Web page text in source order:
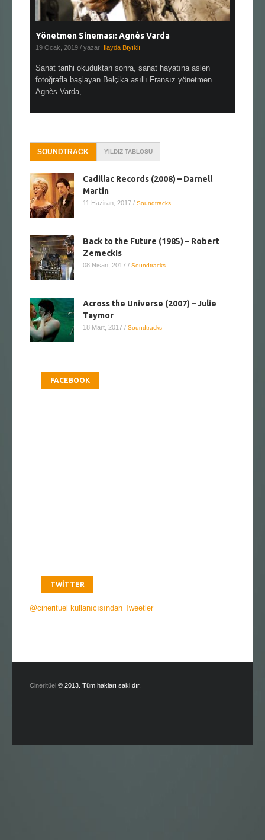
Yönetmen Sineması: Agnès Varda
19 Ocak, 2019 / yazar: İlayda Bıyıklı
Sanat tarihi okuduktan sonra, sanat hayatına aslen
fotoğrafla başlayan Belçika asıllı Fransız yönetmen
Agnès Varda, ...
SOUNDTRACK YILDIZ TABLOSU
Cadillac Records (2008) – Darnell
Martin
11 Haziran, 2017 / Soundtracks
Back to the Future (1985) – Robert
Zemeckis
08 Nisan, 2017 / Soundtracks
Across the Universe (2007) – Julie
Taymor
18 Mart, 2017 / Soundtracks
FACEBOOK
TWITTER
@cinerituel kullanıcısından Tweetler
Cineritüel © 2013. Tüm hakları saklıdır.